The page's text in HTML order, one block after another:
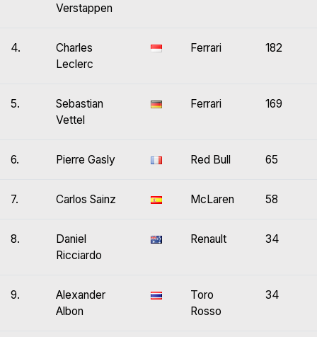
Verstappen
4.
Charles
Leclerc
Ferrari 182
5.
Sebastian
Vettel
Ferrari 169
6. Pierre Gasly Red Bull 65
7. Carlos Sainz McLaren 58
8.
Daniel
Ricciardo
Renault 34
9.
Alexander
Albon
Toro
Rosso
34